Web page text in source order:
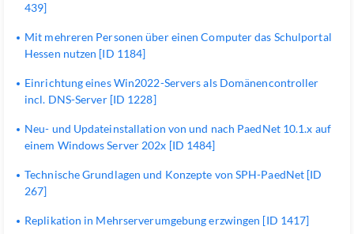
439]
Mit mehreren Personen über einen Computer das Schulportal
Hessen nutzen [ID 1184]
Einrichtung eines Win2022-Servers als Domänencontroller
incl. DNS-Server [ID 1228]
Neu- und Updateinstallation von und nach PaedNet 10.1.x auf
einem Windows Server 202x [ID 1484]
Technische Grundlagen und Konzepte von SPH-PaedNet [ID
267]
Replikation in Mehrserverumgebung erzwingen [ID 1417]